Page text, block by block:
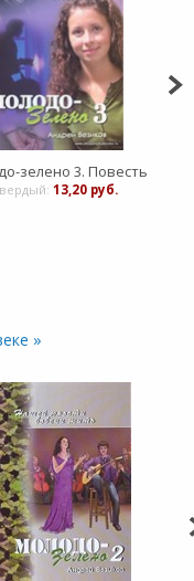
зелено 3. Повесть
13,20 руб.
»